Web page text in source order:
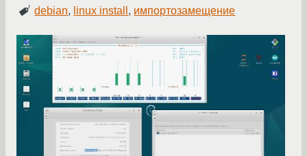
debian, linux install , импортозамещение